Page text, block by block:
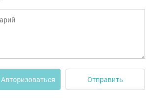
Авторизоваться Отправить